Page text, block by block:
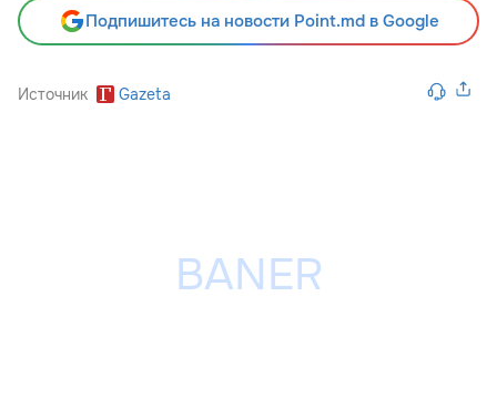
Подпишитесь на новости Point.md в Google
Источник Gazeta